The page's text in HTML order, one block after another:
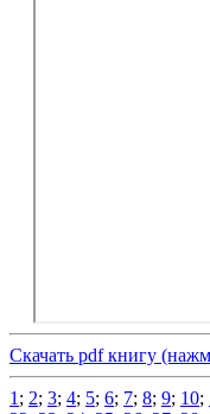
Скачать pdf книгу
1 ; 2; 3; 4; 5; 6; 7; 8; 9; 10;